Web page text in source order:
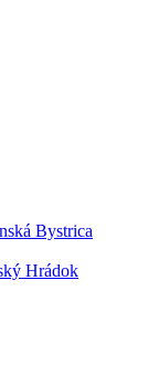
Bystrica
Hrádok